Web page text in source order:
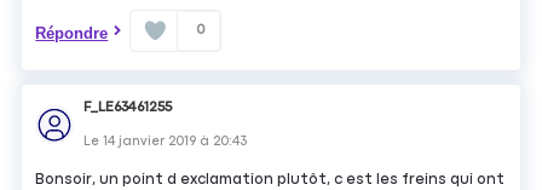
Répondre 0
F_LE63461255
Le14 janvier 2019 à 20:43
Bonsoir, un point d exclamation plutôt, c est les freins qui ont